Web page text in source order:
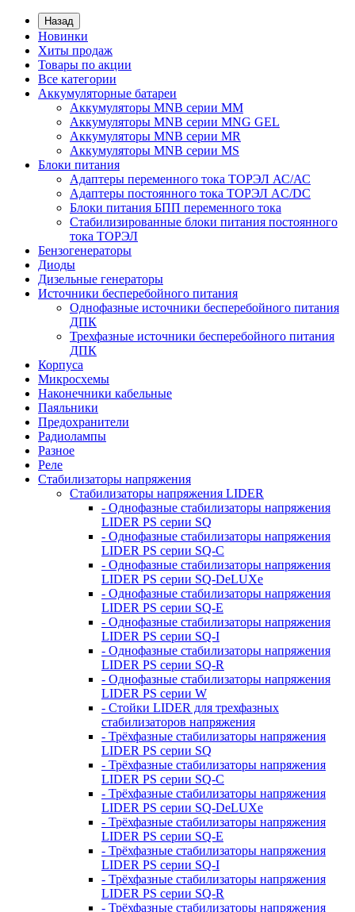
Назад
Новинки
Хиты продаж
Товары по акции
Все категории
Аккумуляторные батареи
Аккумуляторы MNB серии MM
Аккумуляторы MNB серии MNG GEL
Аккумуляторы MNB серии MR
Аккумуляторы MNB серии MS
Блоки питания
Адаптеры переменного тока ТОРЭЛ АС/АС
Адаптеры постоянного тока ТОРЭЛ AC/DC
Блоки питания БПП переменного тока
Стабилизированные блоки питания постоянного
тока ТОРЭЛ
Бензогенераторы
Диоды
Дизельные генераторы
Источники бесперебойного питания
Однофазные источники бесперебойного питания
ДПК
Трехфазные источники бесперебойного питания
ДПК
Корпуса
Микросхемы
Наконечники кабельные
Паяльники
Предохранители
Радиолампы
Разное
Реле
Стабилизаторы напряжения
Стабилизаторы напряжения LIDER
- Однофазные стабилизаторы напряжения
LIDER PS серии SQ
- Однофазные стабилизаторы напряжения
LIDER PS серии SQ-C
- Однофазные стабилизаторы напряжения
LIDER PS серии SQ-DeLUXe
- Однофазные стабилизаторы напряжения
LIDER PS серии SQ-E
- Однофазные стабилизаторы напряжения
LIDER PS серии SQ-I
- Однофазные стабилизаторы напряжения
LIDER PS серии SQ-R
- Однофазные стабилизаторы напряжения
LIDER PS серии W
- Стойки LIDER для трехфазных
стабилизаторов напряжения
- Трёхфазные стабилизаторы напряжения
LIDER PS серии SQ
- Трёхфазные стабилизаторы напряжения
LIDER PS серии SQ-C
- Трёхфазные стабилизаторы напряжения
LIDER PS серии SQ-DeLUXe
- Трёхфазные стабилизаторы напряжения
LIDER PS серии SQ-E
- Трёхфазные стабилизаторы напряжения
LIDER PS серии SQ-I
- Трёхфазные стабилизаторы напряжения
LIDER PS серии SQ-R
- Трёхфазные стабилизаторы напряжения